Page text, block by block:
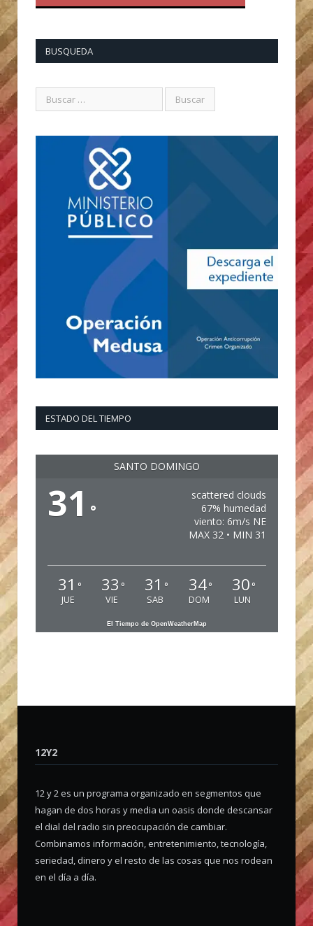
BUSQUEDA
ESTADO DEL TIEMPO
SANTO DOMINGO
31 °
scattered clouds
67% humedad
viento: 6m/s NE
MAX 32 • MIN 31
31 °
JUE
33 °
VIE
31 °
SAB
34°
DOM
30 °
LUN
El Tiempo de OpenWeatherMap
12Y2
12 y 2 es un programa organizado en segmentos que
hagan de dos horas y media un oasis donde descansar
el dial del radio sin preocupación de cambiar.
Combinamos información, entretenimiento, tecnología,
seriedad, dinero y el resto de las cosas que nos rodean
en el día a día.